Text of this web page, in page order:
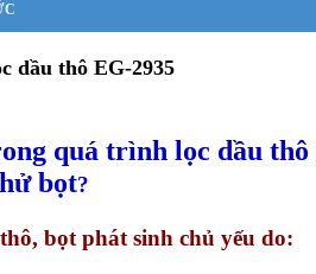
dầu thô EG-2935
quá trình lọc dầu thô
bọt?
bọt phát sinh chủ yếu do: